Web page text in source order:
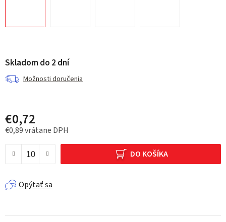
Skladom do 2 dní
Možnosti doručenia
€0,72
€0,89 vrátane DPH
DO KOŠÍKA
Opýtať sa